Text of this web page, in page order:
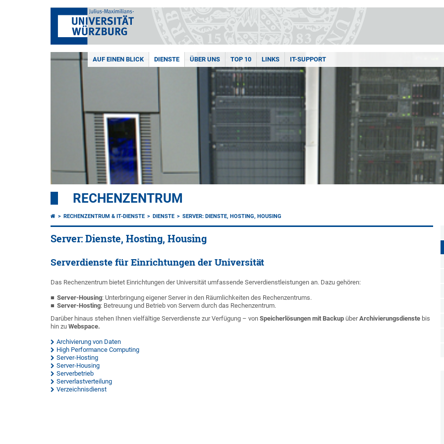
AUF EINEN BLICK DIENSTE ÜBER UNS TOP 10 LINKS IT-SUPPORT
RECHENZENTRUM
RECHENZENTRUM & IT-DIENSTE DIENSTE SERVER: DIENSTE, HOSTING, HOUSING
Server: Dienste, Hosting, Housing
Serverdienste für Einrichtungen der Universität
Das Rechenzentrum bietet Einrichtungen der Universität umfassende Serverdienstleistungen an. Dazu gehören:
Server-Housing: Unterbringung eigener Server in den Räumlichkeiten des Rechenzentrums.
Server-Hosting: Betreuung und Betrieb von Servern durch das Rechenzentrum.
Darüber hinaus stehen Ihnen vielfältige Serverdienste zur Verfügung – von Speicherlösungen mit Backup überArchivierungsdienste bis
hin zu Webspace.
Archivierung von Daten
High Performance Computing
Server-Hosting
Server-Housing
Serverbetrieb
Serverlastverteilung
Verzeichnisdienst